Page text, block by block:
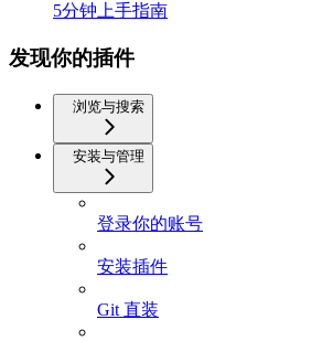
5分钟上手指南
发现你的插件
浏览与搜索
安装与管理
登录你的账号
安装插件
Git 直装